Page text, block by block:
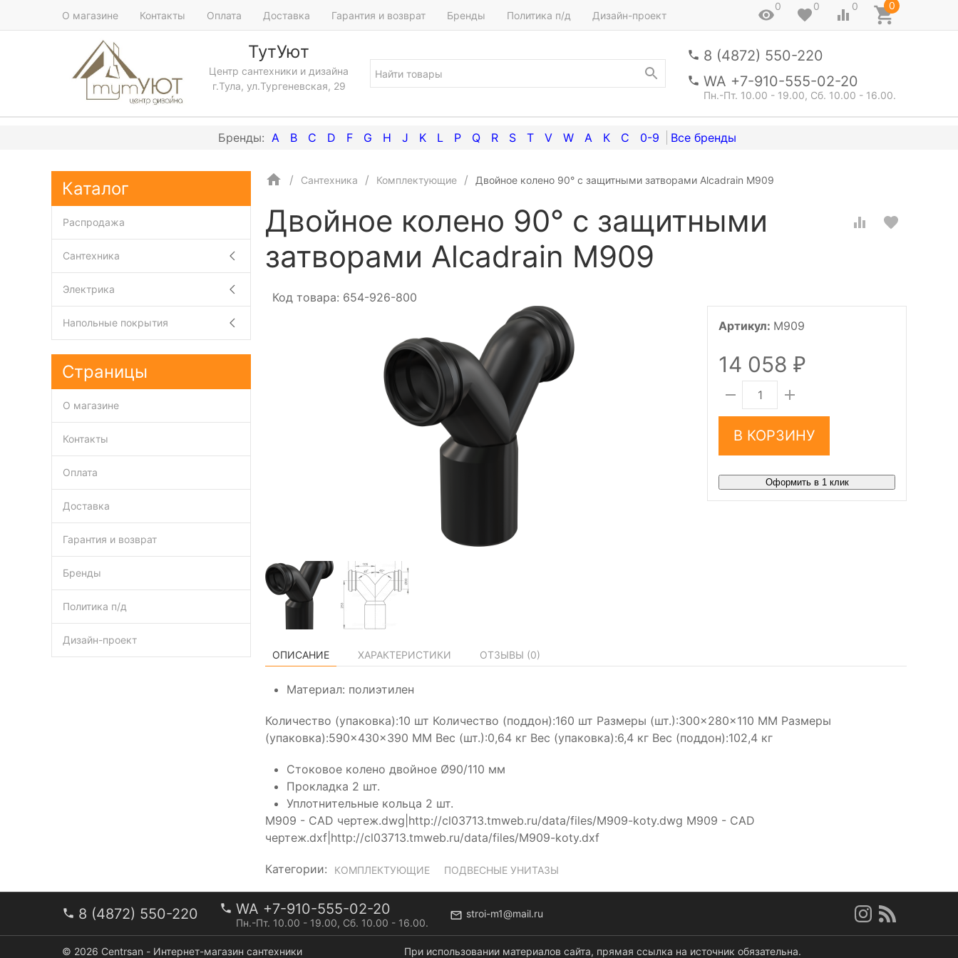
О магазине Контакты Оплата Доставка Гарантия и возврат Бренды Политика п/д Дизайн-проект
0 0 0 0
ТутУют
Центр сантехники и дизайна
г.Тула, ул.Тургеневская, 29
8 (4872) 550-220
WA +7-910-555-02-20
Пн.-Пт. 10.00 - 19.00, Сб. 10.00 - 16.00.
A B C D F G H J K L P Q R S T V W А К С 0-9
Сантехника Комплектующие Двойное колено 90° с защитными затворами Alcadrain M909
Двойное колено 90° с защитными
затворами Alcadrain M909
Код товара: 654-926-800
Артикул: M909
14 058 ₽
В КОРЗИНУ
Оформить в 1 клик
ОПИСАНИЕ ХАРАКТЕРИСТИКИ ОТЗЫВЫ (0)
Материал: полиэтилен
Количество (упаковка):10 шт Количество (поддон):160 шт Размеры (шт.):300×280×110 MM Размеры
(упаковка):590×430×390 MM Вес (шт.):0,64 кг Вес (упаковка):6,4 кг Вес (поддон):102,4 кг
Стоковое колено двойное Ø90/110 мм
Прокладка 2 шт.
Уплотнительные кольца 2 шт.
M909 - CAD чертеж.dwg|http://cl03713.tmweb.ru/data/files/M909-koty.dwg M909 - CAD
чертеж.dxf|http://cl03713.tmweb.ru/data/files/M909-koty.dxf
Категории: КОМПЛЕКТУЮЩИЕ ПОДВЕСНЫЕ УНИТАЗЫ
Каталог
Распродажа
Сантехника
Электрика
Напольные покрытия
Страницы
О магазине
Контакты
Оплата
Доставка
Гарантия и возврат
Бренды
Политика п/д
Дизайн-проект
8 (4872) 550-220 WA +7-910-555-02-20
Пн.-Пт. 10.00 - 19.00, Сб. 10.00 - 16.00.
stroi-m1@mail.ru
© 2026 Centrsan - Интернет-магазин сантехники При использовании материалов сайта, прямая ссылка на источник обязательна.